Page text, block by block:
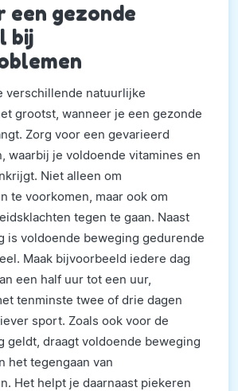
een gezonde
bij
verschillende natuurlijke
grootst, wanneer je een gezonde
Zorg voor een gevarieerd
waarbij je voldoende vitamines en
Niet alleen om
te voorkomen, maar ook om
tegen te gaan. Naast
is voldoende beweging gedurende
Maak bijvoorbeeld iedere dag
een half uur tot een uur,
tenminste twee of drie dagen
sport. Zoals ook voor de
geldt, draagt voldoende beweging
het tegengaan van
Het helpt je daarnaast piekeren